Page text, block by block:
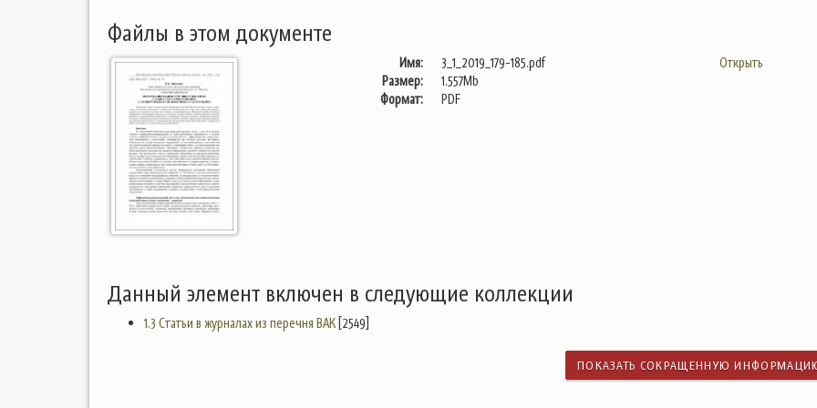
Файлы в этом документе
Имя:
3_1_2019_179-185.pdf
Размер:
1.557Mb
Формат:
PDF
Открыть
Данный элемент включен в следующие коллекции
1.3 Статьи в журналах из перечня ВАК [2549]
ПОКАЗАТЬ СОКРАЩЕННУЮ